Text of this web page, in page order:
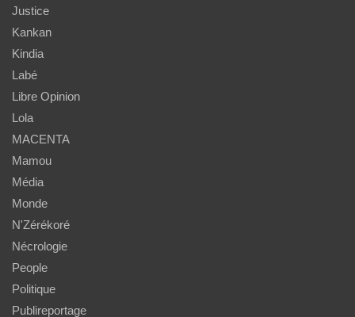
Justice
Kankan
Kindia
Labé
Libre Opinion
Lola
MACENTA
Mamou
Média
Monde
N'Zérékoré
Nécrologie
People
Politique
Publireportage